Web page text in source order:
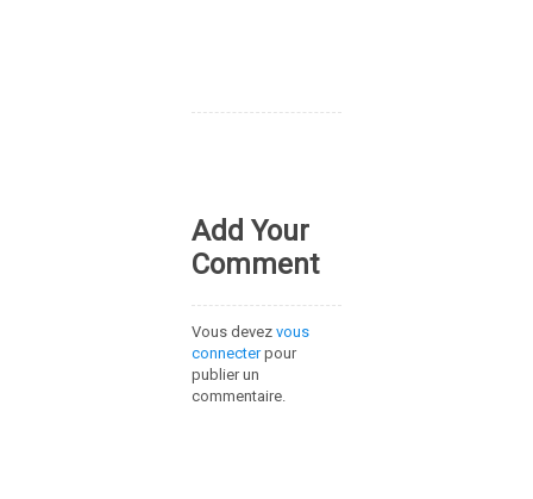
Add Your
Comment
Vous devez vous
connecterpour
publier un
commentaire.